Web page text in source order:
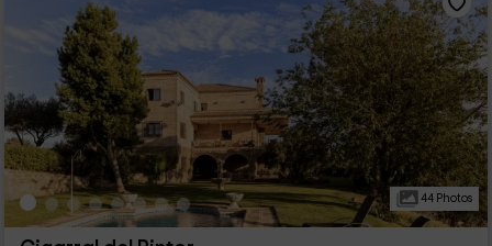
44 Photos